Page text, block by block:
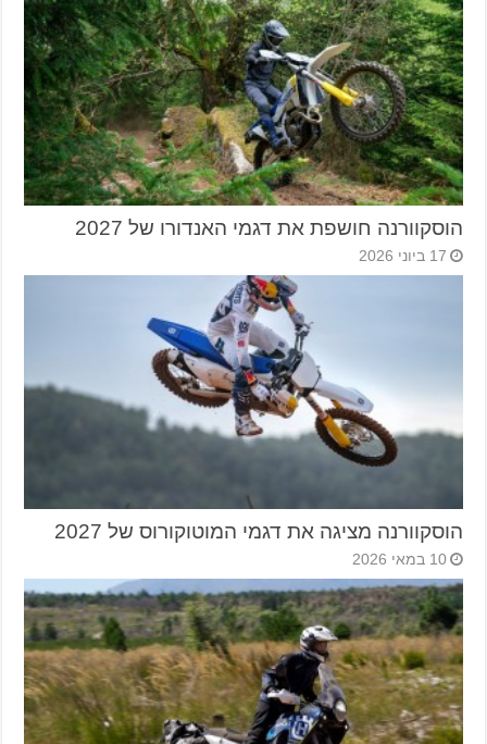
הוסקוורנה חושפת את דגמי האנדורו של 2027
17 ביוני 2026
הוסקוורנה מציגה את דגמי המוטוקורוס של 2027
10 במאי 2026